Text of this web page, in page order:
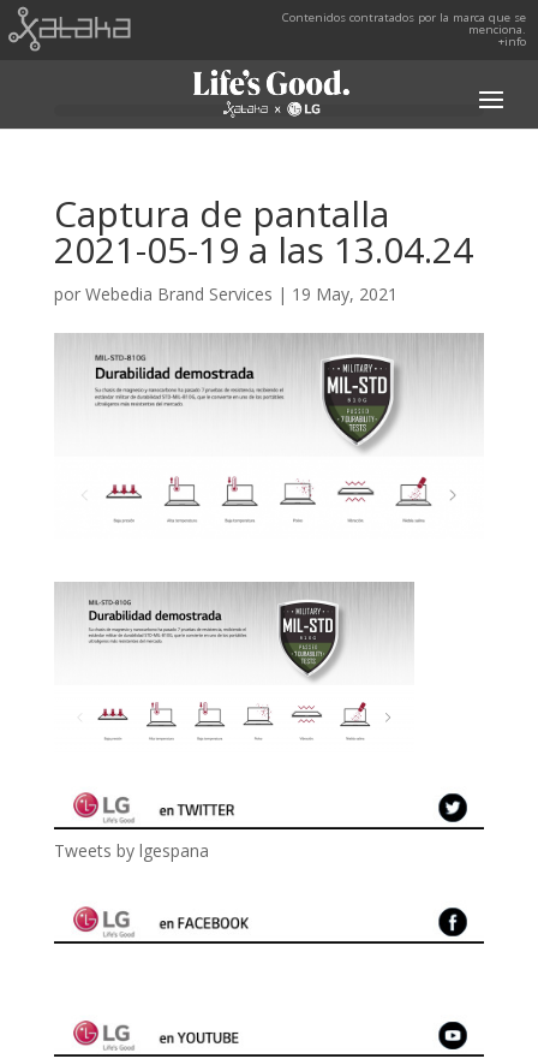
Contenidos contratados por la marca que se
menciona.
+info
Captura de pantalla
2021-05-19 a las 13.04.24
por Webedia Brand Services | 19 May, 2021
Tweets by lgespana